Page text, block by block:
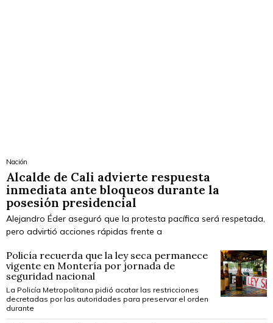
Nación
Alcalde de Cali advierte respuesta
inmediata ante bloqueos durante la
posesión presidencial
Alejandro Éder aseguró que la protesta pacífica será respetada,
pero advirtió acciones rápidas frente a
Policía recuerda que la ley seca permanece
vigente en Montería por jornada de
seguridad nacional
La Policía Metropolitana pidió acatar las restricciones
decretadas por las autoridades para preservar el orden
durante